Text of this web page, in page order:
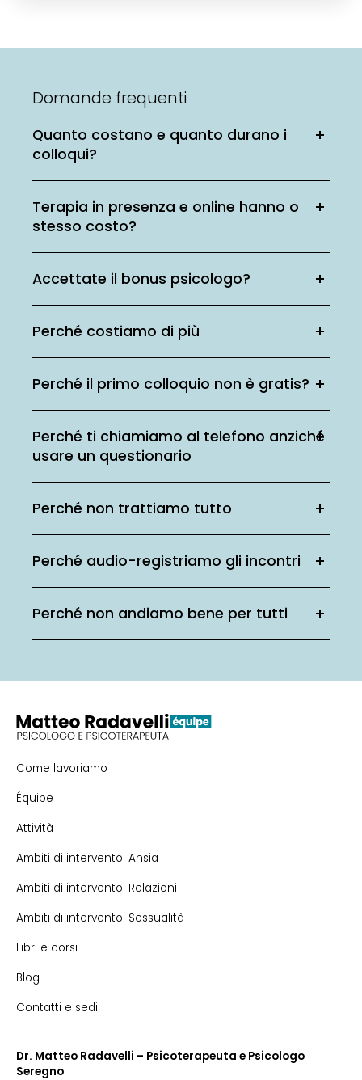
Domande frequenti
Quanto costano e quanto durano i
colloqui?
Terapia in presenza e online hanno o
stesso costo?
Accettate il bonus psicologo?
Perché costiamo di più
Perché il primo colloquio non è gratis?
Perché ti chiamiamo al telefono anziché
usare un questionario
Perché non trattiamo tutto
Perché audio-registriamo gli incontri
Perché non andiamo bene per tutti
Come lavoriamo
Équipe
Attività
Ambiti di intervento: Ansia
Ambiti di intervento: Relazioni
Ambiti di intervento: Sessualità
Libri e corsi
Blog
Contatti e sedi
Dr. Matteo Radavelli – Psicoterapeuta e Psicologo
Seregno